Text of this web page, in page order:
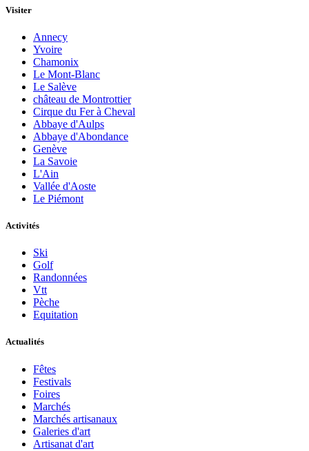
Visiter
Annecy
Yvoire
Chamonix
Le Mont-Blanc
Le Salève
château de Montrottier
Cirque du Fer à Cheval
Abbaye d'Aulps
Abbaye d'Abondance
Genève
La Savoie
L'Ain
Vallée d'Aoste
Le Piémont
Activités
Ski
Golf
Randonnées
Vtt
Pèche
Equitation
Actualités
Fêtes
Festivals
Foires
Marchés
Marchés artisanaux
Galeries d'art
Artisanat d'art